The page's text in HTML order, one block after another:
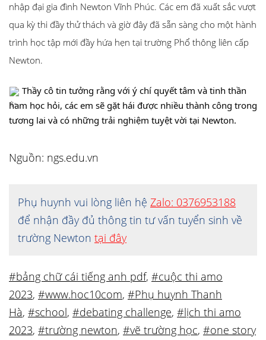
nhập đại gia đình Newton Vĩnh Phúc. Các em đã xuất sắc vượt
qua kỳ thi đầy thử thách và giờ đây đã sẵn sàng cho một hành
trình học tập mới đầy hứa hẹn tại trường Phổ thông liên cấp
Newton.
Thầy cô tin tưởng rằng với ý chí quyết tâm và tinh thần
ham học hỏi, các em sẽ gặt hái được nhiều thành công trong
tương lai và có những trải nghiệm tuyệt vời tại Newton.
Nguồn: ngs.edu.vn
Phụ huynh vui lòng liên hệ Zalo: 0376953188
để nhận đầy đủ thông tin tư vấn tuyển sinh về
trường Newton tại đây
#bảng chữ cái tiếng anh pdf, #cuộc thi amo
2023, #www.hoc10com, #Phụ huynh Thanh
Hà, #school, #debating challenge, #lịch thi amo
2023, #trường newton, #vẽ trường học, #one story